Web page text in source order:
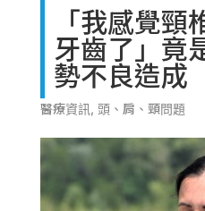
「我感覺頸
牙齒了」竟
勢不良造成
醫療資訊, 頭、肩、頸問題